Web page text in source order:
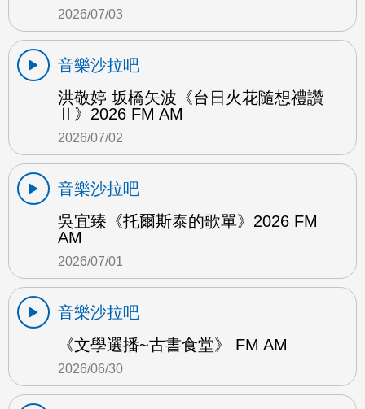
2026/07/03
音樂沙拉吧
洪敬婷 坂橋矢波《台日火花隨想禮讚
Ⅱ》2026 FM AM
2026/07/02
音樂沙拉吧
吳宜臻《托爾斯泰的歌單》2026 FM
AM
2026/07/01
音樂沙拉吧
《文學選播~古書食堂》 FM AM
2026/06/30